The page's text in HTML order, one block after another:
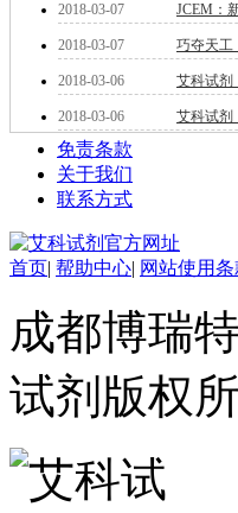
锌
溴
吲哚
油
锗
酯
唑
材料科学
生物材料
金属和陶瓷科学
微米/纳米电子材
料
高分子科学
分析试剂
2018-03-07 JCEM：
2018-03-07 巧夺天工
2018-03-06 艾科试剂
2018-03-06 艾科试剂
免责条款
关于我们
联系方式
首页| 帮助中心| 网站使用条
成都博瑞
试剂版权